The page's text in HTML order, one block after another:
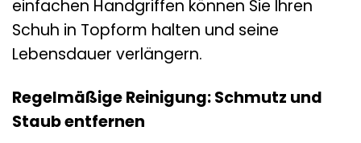
einfachen Handgriffen können Sie Ihren
Schuh in Topform halten und seine
Lebensdauer verlängern.
Regelmäßige Reinigung: Schmutz und
Staub entfernen